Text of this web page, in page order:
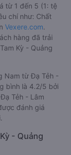
từ 1 đến 5 (1: tệ
chí như: Chất
Vexere.com.
hàng đã trải
Kỳ - Quảng
Nam từ Đạ Tẻh -
bình là 4.2/5 bởi
Tẻh - Lâm
đánh giá
- Quảng